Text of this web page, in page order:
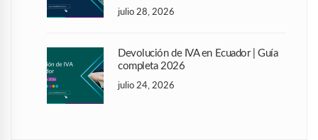
julio 28, 2026
Devolución de IVA en Ecuador | Guía
completa 2026
julio 24, 2026